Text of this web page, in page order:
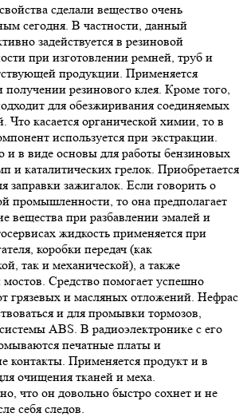
сделали вещество очень
сегодня. В частности, данный
задействуется в резиновой
при изготовлении ремней, труб и
продукции. Применяется
резинового клея. Кроме того,
для обезжиривания соединяемых
Что касается органической химии, то в
используется при экстракции.
и в виде основы для работы бензиновых
и каталитических грелок. Приобретается
заправки зажигалок. Если говорить о
промышленности, то она предполагает
вещества при разбавлении эмалей и
жидкость применяется при
коробки передач (как
так и механической), а также
мостов. Средство помогает успешно
грязевых и масляных отложений. Нефрас
и для промывки тормозов,
ABS. В радиоэлектронике с его
печатные платы и
контакты. Применяется продукт и в
очищения тканей и меха.
что он довольно быстро сохнет и не
себя следов.